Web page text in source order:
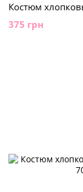
Костюм
375 грн